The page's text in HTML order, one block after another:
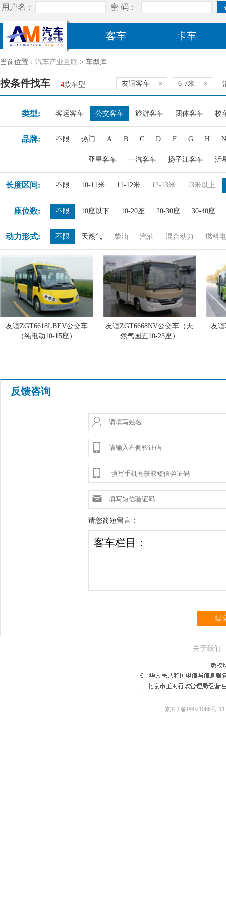
客车 卡车
当前位置： 汽车产业互联 > 车型库
按条件找车 4款车型 友谊客车 × 6-7米 ×
类型: 客运客车 公交客车 旅游客车 团体客车 校
品牌: 不限 热门 A B C D F G H N
亚星客车 一汽客车 扬子江客车 沂
长度区间: 不限 10-11米 11-12米 12-13米 13米以上
座位数: 不限 10座以下 10-20座 20-30座 30-40座
动力形式: 不限 天然气 柴油 汽油 混合动力 燃料
友谊ZGT6618LBEV公交车
（纯电动10-15座）
友谊ZGT6668NV公交车（天
然气国五10-23座）
友
反馈咨询
请您简短留言：
提
关于我们
京ICP备09021066号-11